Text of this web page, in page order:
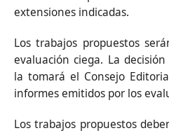
extensiones indicadas.
Los trabajos propuestos
evaluación ciega. La
la tomará el Consejo
informes emitidos por los
Los trabajos propuestos